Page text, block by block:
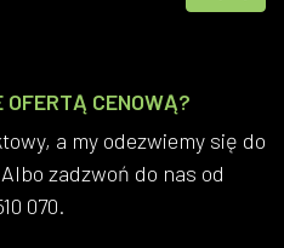
OFERTĄ CENOWĄ?
a my odezwiemy się do
zadzwoń do nas od
070.